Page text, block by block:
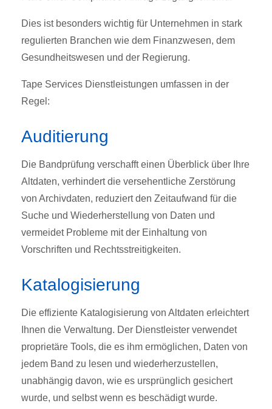
Dies ist besonders wichtig für Unternehmen in stark
regulierten Branchen wie dem Finanzwesen, dem
Gesundheitswesen und der Regierung.
Tape Services Dienstleistungen umfassen in der
Regel:
Auditierung
Die Bandprüfung verschafft einen Überblick über Ihre
Altdaten, verhindert die versehentliche Zerstörung
von Archivdaten, reduziert den Zeitaufwand für die
Suche und Wiederherstellung von Daten und
vermeidet Probleme mit der Einhaltung von
Vorschriften und Rechtsstreitigkeiten.
Katalogisierung
Die effiziente Katalogisierung von Altdaten erleichtert
Ihnen die Verwaltung. Der Dienstleister verwendet
proprietäre Tools, die es ihm ermöglichen, Daten von
jedem Band zu lesen und wiederherzustellen,
unabhängig davon, wie es ursprünglich gesichert
wurde, und selbst wenn es beschädigt wurde.